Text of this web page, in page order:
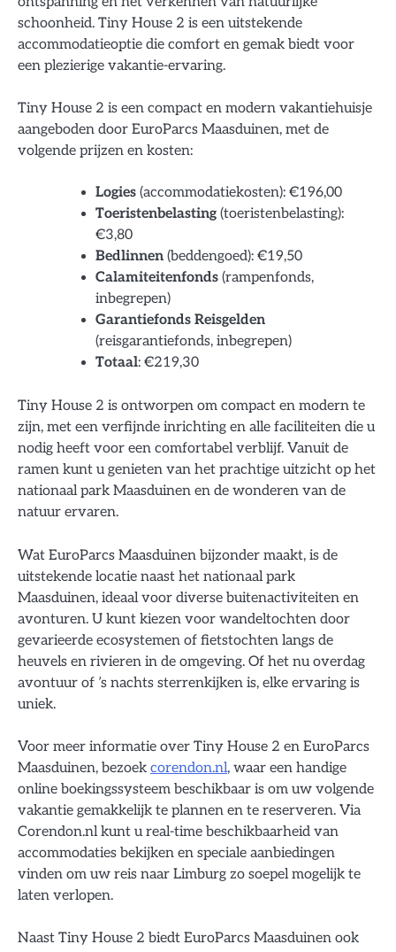
schoonheid. Tiny House 2 is een uitstekende
accommodatieoptie die comfort en gemak biedt voor
een plezierige vakantie-ervaring.
Tiny House 2 is een compact en modern vakantiehuisje
aangeboden door EuroParcs Maasduinen, met de
volgende prijzen en kosten:
Logies (accommodatiekosten): €196,00
Toeristenbelasting (toeristenbelasting):
€3,80
Bedlinnen (beddengoed): €19,50
Calamiteitenfonds (rampenfonds,
inbegrepen)
Garantiefonds Reisgelden
(reisgarantiefonds, inbegrepen)
Totaal: €219,30
Tiny House 2 is ontworpen om compact en modern te
zijn, met een verfijnde inrichting en alle faciliteiten die u
nodig heeft voor een comfortabel verblijf. Vanuit de
ramen kunt u genieten van het prachtige uitzicht op het
nationaal park Maasduinen en de wonderen van de
natuur ervaren.
Wat EuroParcs Maasduinen bijzonder maakt, is de
uitstekende locatie naast het nationaal park
Maasduinen, ideaal voor diverse buitenactiviteiten en
avonturen. U kunt kiezen voor wandeltochten door
gevarieerde ecosystemen of fietstochten langs de
heuvels en rivieren in de omgeving. Of het nu overdag
avontuur of ’s nachts sterrenkijken is, elke ervaring is
uniek.
Voor meer informatie over Tiny House 2 en EuroParcs
Maasduinen, bezoek corendon.nl, waar een handige
online boekingssysteem beschikbaar is om uw volgende
vakantie gemakkelijk te plannen en te reserveren. Via
Corendon.nl kunt u real-time beschikbaarheid van
accommodaties bekijken en speciale aanbiedingen
vinden om uw reis naar Limburg zo soepel mogelijk te
laten verlopen.
Naast Tiny House 2 biedt EuroParcs Maasduinen ook